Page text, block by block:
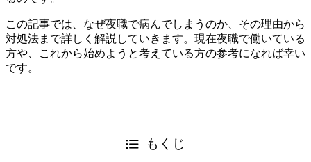
この記事では、なぜ夜職で病んでしまうのか、その理由から
対処法まで詳しく解説していきます。現在夜職で働いている
方や、これから始めようと考えている方の参考になれば幸い
です。
もくじ